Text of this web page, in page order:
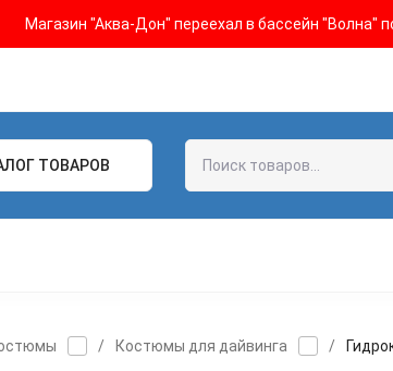
Магазин "Аква-Дон" переехал в бассейн "Волна"
ТОВАРОВ
/ Костюмы для дайвинга /